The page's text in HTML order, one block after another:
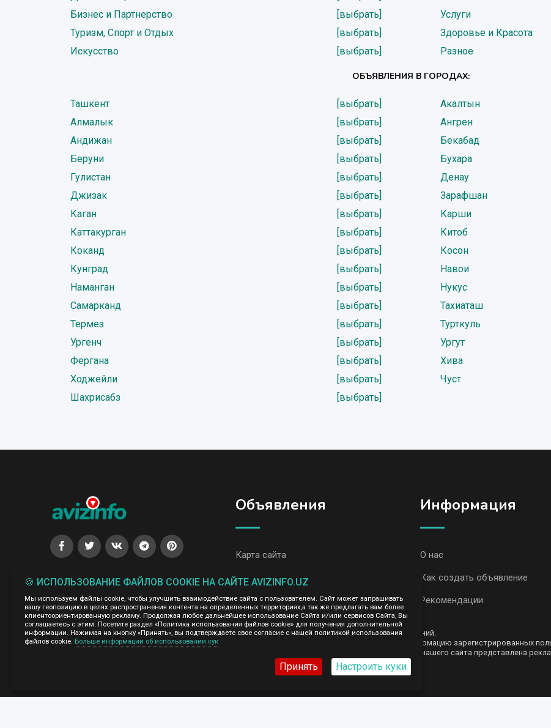
Бизнес и Партнерство
[выбрать] Услуги
Туризм, Спорт и Отдых
[выбрать] Здоровье и Красота
Искусство
[выбрать] Разное
ОБЪЯВЛЕНИЯ В ГОРОДАХ:
Ташкент [выбрать] Акалтын
Алмалык
[выбрать] Ангрен
Андижан
[выбрать] Бекабад
Беруни
[выбрать] Бухара
Гулистан
[выбрать] Денау
Джизак
[выбрать] Зарафшан
Каган
[выбрать] Карши
Каттакурган
[выбрать] Китоб
Коканд
[выбрать] Косон
Кунград
[выбрать] Навои
Наманган
[выбрать] Нукус
Самарканд
[выбрать] Тахиаташ
Термез
[выбрать] Турткуль
Ургенч
[выбрать] Ургут
Фергана
[выбрать] Хива
Ходжейли
[выбрать] Чуст
Шахрисабз
[выбрать]
Объявления
Карта сайта
Все объявления, Денау
Все объявления AvizInfo
Информация
О нас
Как создать объявление
Рекомендации
Администрация сайта AvizInfo.uz не несет ответственность за содержание размещенных объявлений.
Мы ценим конфиденциальность наших пользователей. Мы не передаем и не продаем личную информацию зарегистрированных
правила конфиденциальности сайтов на которые ссылается AvizInfo.uz. На некоторых страницах нашего сайта представлена
нажмите тут.
🍪 ИСПОЛЬЗОВАНИЕ ФАЙЛОВ COOKIE НА САЙТЕ AVIZINFO.UZ
Мы используем файлы cookie, чтобы улучшить взаимодействие сайта с пользователем. Сайт может запрашивать
вашу геопозицию в целях распространения контента на определенных территориях,а так же предлагать вам более
клиентоориентированную рекламу. Продолжая любое дальнейшее использование Сайта и/или сервисов Сайта, Вы
соглашаетесь с этим. Посетите раздел «Политика использования файлов cookie» для получения дополнительной
информации. Нажимая на кнопку «Принять», вы подтверждаете свое согласие с нашей политикой использования
файлов cookie. Больше информации об использовании кук
Принять Настроить куки